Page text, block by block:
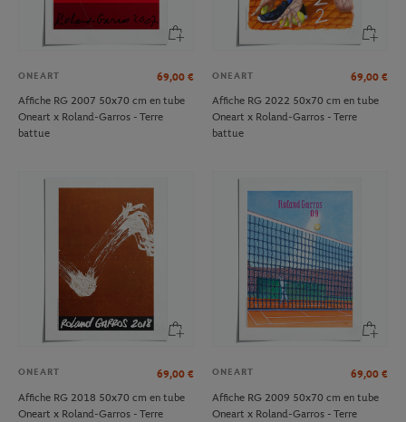
ONEART 69,00 €
Affiche RG 2007 50x70 cm en tube
Oneart x Roland-Garros - Terre
battue
ONEART 69,00 €
Affiche RG 2022 50x70 cm en tube
Oneart x Roland-Garros - Terre
battue
ONEART 69,00 €
Affiche RG 2018 50x70 cm en tube
Oneart x Roland-Garros - Terre
ONEART 69,00 €
Affiche RG 2009 50x70 cm en tube
Oneart x Roland-Garros - Terre